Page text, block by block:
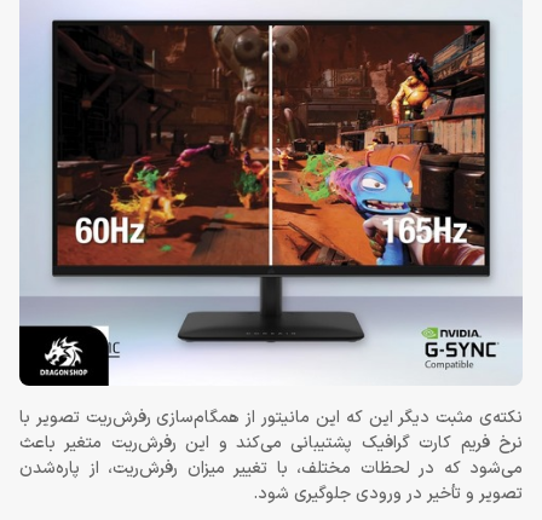
نکته‌ی مثبت دیگر این که این مانیتور از همگام‌سازی رفرش‌ریت تصویر با
نرخ فریم کارت گرافیک پشتیبانی می‌کند و این رفرش‌ریت متغیر باعث
می‌شود که در لحظات مختلف، با تغییر میزان رفرش‌ریت، از پاره‌شدن
تصویر و تأخیر در ورودی جلوگیری شود.